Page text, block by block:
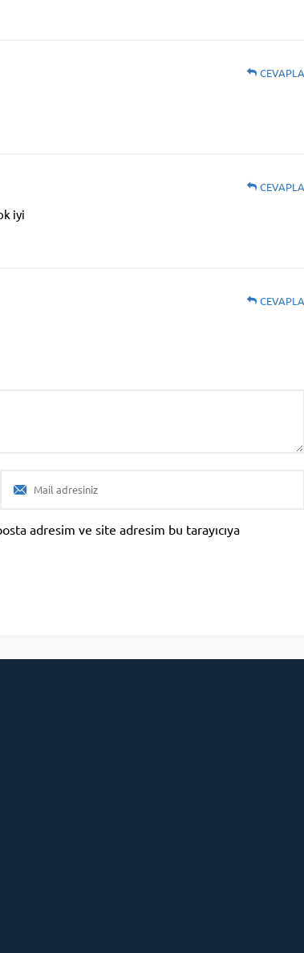
CEVAPLA
iyi
CEVAPLA
CEVAPLA
adresim ve site adresim bu tarayıcıya